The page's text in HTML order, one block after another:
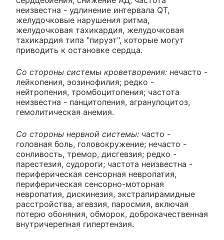
неизвестна - удлинение интервала QT,
желудочковые нарушения ритма,
желудочковая тахикардия, желудочковая
тахикардия типа "пируэт", которые могут
приводить к остановке сердца.
Со стороны системы кроветворения: нечасто -
лейкопения, эозинофилия; редко -
нейтропения, тромбоцитопения; частота
неизвестна - панцитопения, агранулоцитоз,
гемолитическая анемия.
Со стороны нервной системы: часто -
головная боль, головокружение; нечасто -
сонливость, тремор, дисгевзия; редко -
парестезия, судороги; частота неизвестна -
периферическая сенсорная невропатия,
периферическая сенсорно-моторная
невропатия, дискинезия, экстрапирамидные
расстройства, агевзия, паросмия, включая
потерю обоняния, обморок, доброкачественная
внутричерепная гипертензия.